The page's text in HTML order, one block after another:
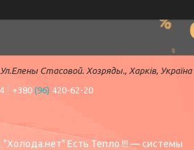
Стасовой. Хозряды., Харків, Україна
+380 (96) 420-62-20
"Холода.нет" Есть Тепло !!! — системы